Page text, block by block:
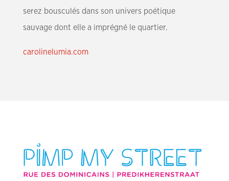
serez bousculés dans son univers poétique
sauvage dont elle a imprégné le quartier.
carolinelumia.com